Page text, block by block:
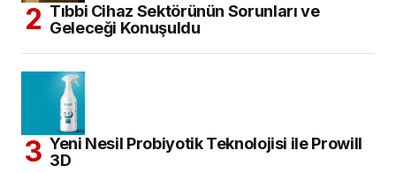
Tıbbi Cihaz Sektörünün Sorunları ve
Geleceği Konuşuldu
Yeni Nesil Probiyotik Teknolojisi ile Prowill
3D